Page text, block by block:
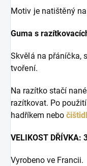
Motiv je natištěný
Guma s
Skvělá na přáníčka,
tvoření.
Na razítko stačí
razítkovat. Po
hadříkem nebo
VELIKOST DŘÍVKA:
Vyrobeno ve Francii.